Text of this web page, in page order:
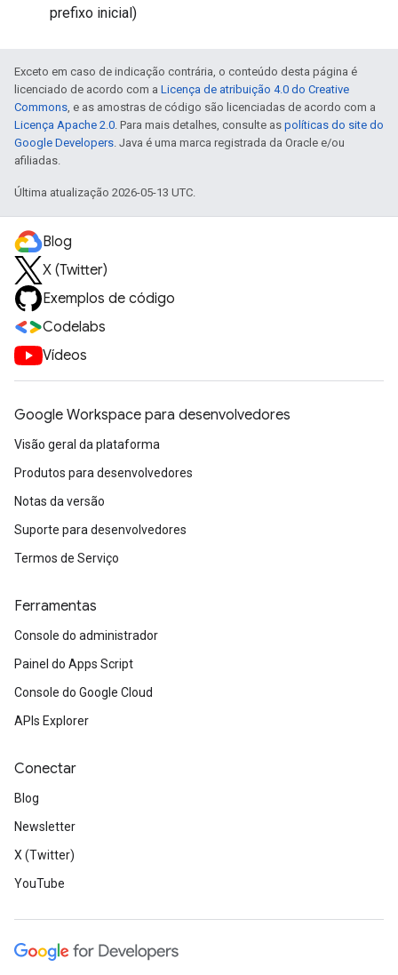
prefixo inicial)
Exceto em caso de indicação contrária, o conteúdo desta página é
licenciado de acordo com a Licença de atribuição 4.0 do Creative
Commons, e as amostras de código são licenciadas de acordo com a
Licença Apache 2.0. Para mais detalhes, consulte as políticas do site do
Google Developers. Java é uma marca registrada da Oracle e/ou
afiliadas.
Última atualização 2026-05-13 UTC.
Blog
X (Twitter)
Exemplos de código
Codelabs
Vídeos
Google Workspace para desenvolvedores
Visão geral da plataforma
Produtos para desenvolvedores
Notas da versão
Suporte para desenvolvedores
Termos de Serviço
Ferramentas
Console do administrador
Painel do Apps Script
Console do Google Cloud
APIs Explorer
Conectar
Blog
Newsletter
X (Twitter)
YouTube